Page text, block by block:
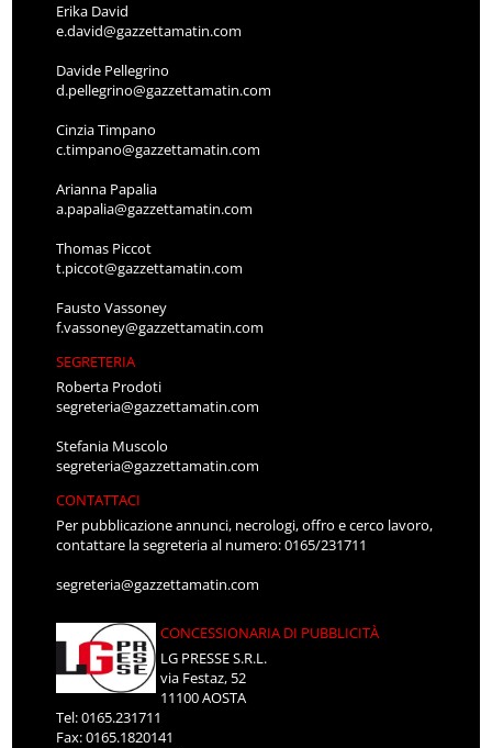
Erika David
e.david@gazzettamatin.com
Davide Pellegrino
d.pellegrino@gazzettamatin.com
Cinzia Timpano
c.timpano@gazzettamatin.com
Arianna Papalia
a.papalia@gazzettamatin.com
Thomas Piccot
t.piccot@gazzettamatin.com
Fausto Vassoney
f.vassoney@gazzettamatin.com
SEGRETERIA
Roberta Prodoti
segreteria@gazzettamatin.com
Stefania Muscolo
segreteria@gazzettamatin.com
CONTATTACI
Per pubblicazione annunci, necrologi, offro e cerco lavoro,
contattare la segreteria al numero: 0165/231711
segreteria@gazzettamatin.com
CONCESSIONARIA DI PUBBLICITÀ
LG PRESSE S.R.L.
via Festaz, 52
11100 AOSTA
Tel: 0165.231711
Fax: 0165.1820141